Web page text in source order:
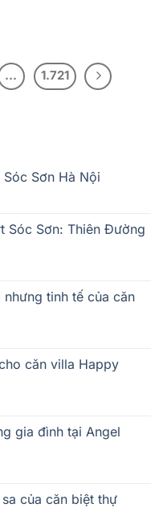
… 1.721
Sơn Hà Nội
Sóc Sơn: Thiên Đường
tinh tế của căn
căn villa Happy
gia đình tại Angel
của căn biệt thự